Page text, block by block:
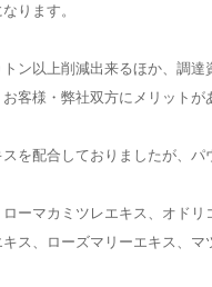
ります。
ン以上削減出来るほか、調
客様・弊社双方にメリットが
を配合しておりましたが、
マカミツレエキス、オドリ
ス、ローズマリーエキス、